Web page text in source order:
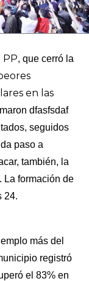
PP, que cerró la
en las
dfasfsdaf
seguidos
paso a
también, la
La formación de
24.
más del
registró
el 83% en